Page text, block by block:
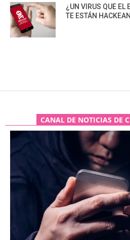
¿UN VIRUS QUE EL
TE ESTÁN
CANAL DE NOTICIAS DE